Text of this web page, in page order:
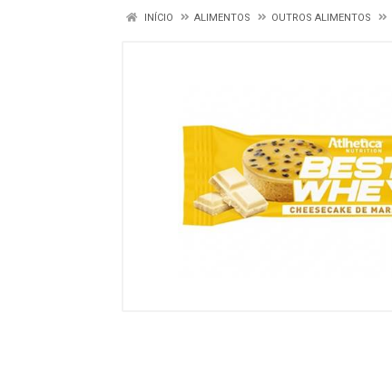
INÍCIO ALIMENTOS OUTROS ALIMENTOS